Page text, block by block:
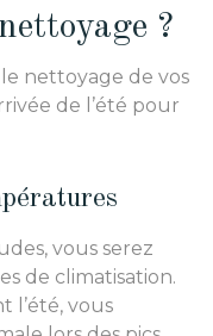
?
nettoyage de vos
de l’été pour
vous serez
de climatisation.
l’été, vous